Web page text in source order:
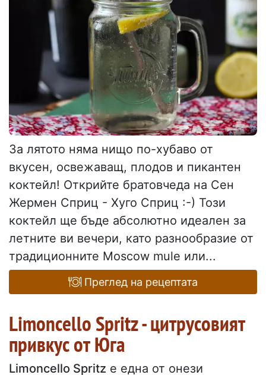
За лятото няма нищо по-хубаво от
вкусен, освежаващ, плодов и пикантен
коктейл! Открийте братовчеда на Сен
Жермен Сприц - Хуго Сприц :-) Този
коктейл ще бъде абсолютно идеален за
летните ви вечери, като разнообразие от
традиционните Moscow mule или...
Преглед на рецептата
Limoncello Spritz - цитрусовият
привкус от Юга
Limoncello Spritz е една от онези